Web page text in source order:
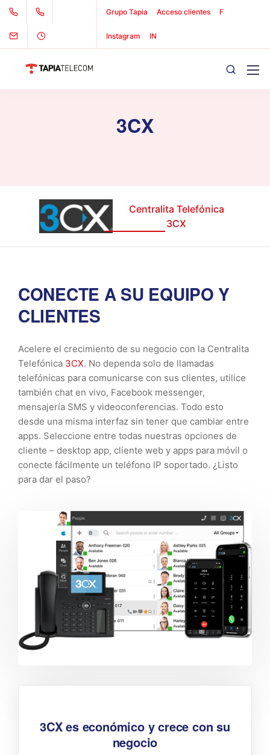
Grupo Tapia Acceso clientes F
Instagram IN
3CX
Centralita Telefónica
3CX
CONECTE A SU EQUIPO Y
CLIENTES
Acelere el crecimiento de su negocio con la Centralita
Telefónica 3CX. No dependa solo de llamadas
telefónicas para comunicarse con sus clientes, utilice
también chat en vivo, Facebook messenger,
mensajería SMS y videoconferencias. Todo esto
desde una misma interfaz sin tener que cambiar entre
apps. Seleccione entre todas nuestras opciones de
cliente – desktop app, cliente web y apps para móvil o
conecte fácilmente un teléfono IP soportado. ¿Listo
para dar el paso?
3CX es económico y crece con su
negocio